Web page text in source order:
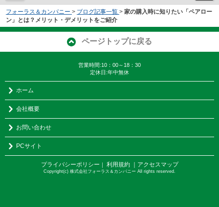
フォーラス＆カンパニー > ブログ記事一覧 > 家の購入時に知りたい「ペアロー
ン」とは？メリット・デメリットをご紹介
ページトップに戻る
営業時間:10：00～18：30
定休日:年中無休
ホーム
会社概要
お問い合わせ
PCサイト
プライバシーポリシー 利用規約 ｜アクセスマップ
Copyright(c) 株式会社フォーラス＆カンパニー All rights reserved.